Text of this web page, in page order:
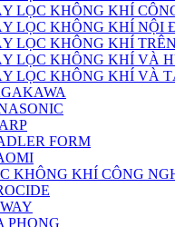
LỌC KHÔNG KHÍ
LỌC KHÔNG KHÍ NỘI
LỌC KHÔNG KHÍ
LỌC KHÔNG KHÍ VÀ
LỌC KHÔNG KHÍ VÀ
FORM
KHÔNG KHÍ CÔNG
PHONG